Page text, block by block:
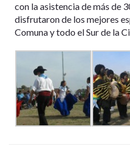
con la asistencia de más de
disfrutaron de los mejores
Comuna y todo el Sur de la